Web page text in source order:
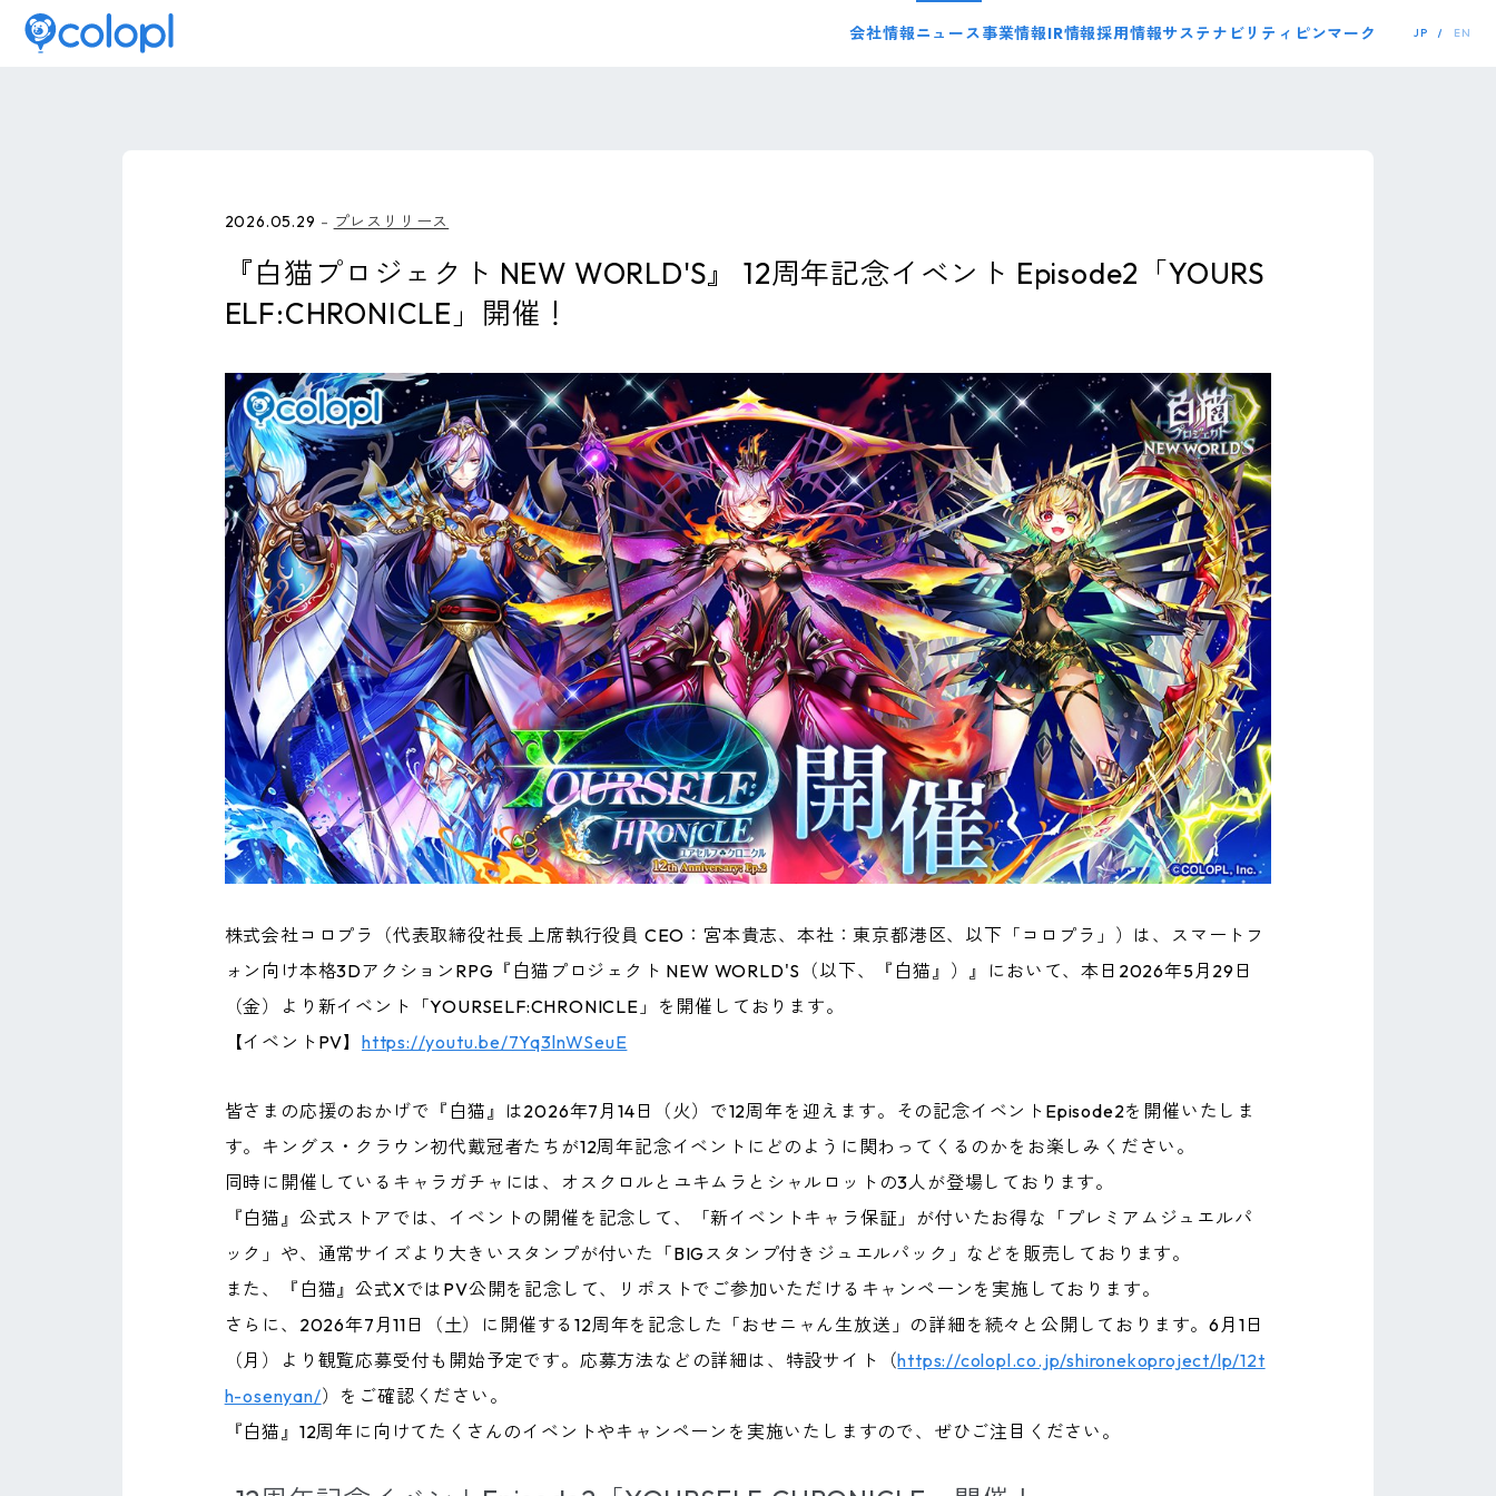
会社情報ニュース事業情報IR情報採用情報サステナビリティ ピンマーク JP EN
2026.05.29 プレスリリース
『白猫プロジェクト NEW WORLD'S』 12周年記念イベント Episode2「YOURS
ELF:CHRONICLE」開催！
株式会社コロプラ（代表取締役社長 上席執行役員 CEO：宮本貴志、本社：東京都港区、以下「コロプラ」）は、スマートフ
ォン向け本格3DアクションRPG『白猫プロジェクト NEW WORLD'S（以下、『白猫』）』において、本日2026年5月29日
（金）より新イベント「YOURSELF:CHRONICLE」を開催しております。
【イベントPV】https://youtu.be/7Yq3lnWSeuE
皆さまの応援のおかげで『白猫』は2026年7月14日（火）で12周年を迎えます。その記念イベントEpisode2を開催いたしま
す。キングス・クラウン初代戴冠者たちが12周年記念イベントにどのように関わってくるのかをお楽しみください。
同時に開催しているキャラガチャには、オスクロルとユキムラとシャルロットの3人が登場しております。
『白猫』公式ストアでは、イベントの開催を記念して、「新イベントキャラ保証」が付いたお得な「プレミアムジュエルパ
ック」や、通常サイズより大きいスタンプが付いた「BIGスタンプ付きジュエルパック」などを販売しております。
また、『白猫』公式XではPV公開を記念して、リポストでご参加いただけるキャンペーンを実施しております。
さらに、2026年7月11日（土）に開催する12周年を記念した「おせニャん生放送」の詳細を続々と公開しております。6月1日
（月）より観覧応募受付も開始予定です。応募方法などの詳細は、特設サイト（https://colopl.co.jp/shironekoproject/lp/12t
h-osenyan/）をご確認ください。
『白猫』12周年に向けてたくさんのイベントやキャンペーンを実施いたしますので、ぜひご注目ください。